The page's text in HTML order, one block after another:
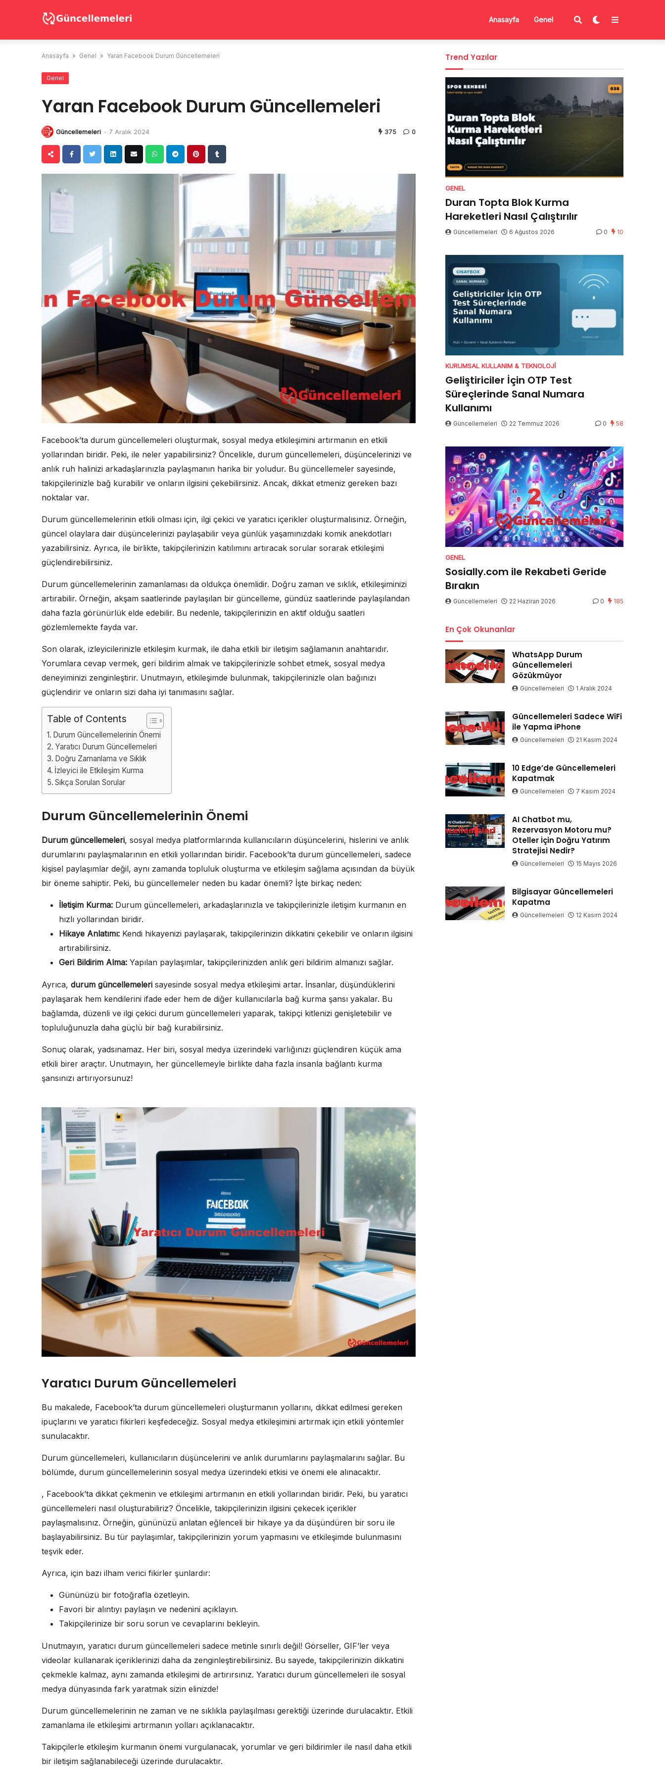
Anasayfa Genel
Anasayfa » Genel » Yaran Facebook Durum Güncellemeleri
Genel
Yaran Facebook Durum Güncellemeleri
Güncellemeleri - 7 Aralık 2024 375 0
Facebook’ta durum güncellemeleri oluşturmak, sosyal medya etkileşimini artırmanın en etkili
yollarından biridir. Peki, ile neler yapabilirsiniz? Öncelikle, durum güncellemeleri, düşüncelerinizi ve
anlık ruh halinizi arkadaşlarınızla paylaşmanın harika bir yoludur. Bu güncellemeler sayesinde,
takipçilerinizle bağ kurabilir ve onların ilgisini çekebilirsiniz. Ancak, dikkat etmeniz gereken bazı
noktalar var.
Durum güncellemelerinin etkili olması için, ilgi çekici ve yaratıcı içerikler oluşturmalısınız. Örneğin,
güncel olaylara dair düşüncelerinizi paylaşabilir veya günlük yaşamınızdaki komik anekdotları
yazabilirsiniz. Ayrıca, ile birlikte, takipçilerinizin katılımını artıracak sorular sorarak etkileşimi
güçlendirebilirsiniz.
Durum güncellemelerinin zamanlaması da oldukça önemlidir. Doğru zaman ve sıklık, etkileşiminizi
artırabilir. Örneğin, akşam saatlerinde paylaşılan bir güncelleme, gündüz saatlerinde paylaşılandan
daha fazla görünürlük elde edebilir. Bu nedenle, takipçilerinizin en aktif olduğu saatleri
gözlemlemekte fayda var.
Son olarak, izleyicilerinizle etkileşim kurmak, ile daha etkili bir iletişim sağlamanın anahtarıdır.
Yorumlara cevap vermek, geri bildirim almak ve takipçilerinizle sohbet etmek, sosyal medya
deneyiminizi zenginleştirir. Unutmayın, etkileşimde bulunmak, takipçilerinizle olan bağınızı
güçlendirir ve onların sizi daha iyi tanımasını sağlar.
Table of Contents
Durum Güncellemelerinin Önemi
Yaratıcı Durum Güncellemeleri
Doğru Zamanlama ve Sıklık
İzleyici ile Etkileşim Kurma
Sıkça Sorulan Sorular
Durum Güncellemelerinin Önemi
Durum güncellemeleri, sosyal medya platformlarında kullanıcıların düşüncelerini, hislerini ve anlık
durumlarını paylaşmalarının en etkili yollarından biridir. Facebook’ta durum güncellemeleri, sadece
kişisel paylaşımlar değil, aynı zamanda topluluk oluşturma ve etkileşim sağlama açısından da büyük
bir öneme sahiptir. Peki, bu güncellemeler neden bu kadar önemli? İşte birkaç neden:
İletişim Kurma: Durum güncellemeleri, arkadaşlarınızla ve takipçilerinizle iletişim kurmanın en
hızlı yollarından biridir.
Hikaye Anlatımı: Kendi hikayenizi paylaşarak, takipçilerinizin dikkatini çekebilir ve onların ilgisini
artırabilirsiniz.
Geri Bildirim Alma: Yapılan paylaşımlar, takipçilerinizden anlık geri bildirim almanızı sağlar.
Ayrıca, durum güncellemeleri sayesinde sosyal medya etkileşimi artar. İnsanlar, düşündüklerini
paylaşarak hem kendilerini ifade eder hem de diğer kullanıcılarla bağ kurma şansı yakalar. Bu
bağlamda, düzenli ve ilgi çekici durum güncellemeleri yaparak, takipçi kitlenizi genişletebilir ve
topluluğunuzla daha güçlü bir bağ kurabilirsiniz.
Sonuç olarak, yadsınamaz. Her biri, sosyal medya üzerindeki varlığınızı güçlendiren küçük ama
etkili birer araçtır. Unutmayın, her güncellemeyle birlikte daha fazla insanla bağlantı kurma
şansınızı artırıyorsunuz!
Yaratıcı Durum Güncellemeleri
Bu makalede, Facebook’ta durum güncellemeleri oluşturmanın yollarını, dikkat edilmesi gereken
ipuçlarını ve yaratıcı fikirleri keşfedeceğiz. Sosyal medya etkileşimini artırmak için etkili yöntemler
sunulacaktır.
Durum güncellemeleri, kullanıcıların düşüncelerini ve anlık durumlarını paylaşmalarını sağlar. Bu
bölümde, durum güncellemelerinin sosyal medya üzerindeki etkisi ve önemi ele alınacaktır.
, Facebook’ta dikkat çekmenin ve etkileşimi artırmanın en etkili yollarından biridir. Peki, bu yaratıcı
güncellemeleri nasıl oluşturabiliriz? Öncelikle, takipçilerinizin ilgisini çekecek içerikler
paylaşmalısınız. Örneğin, gününüzü anlatan eğlenceli bir hikaye ya da düşündüren bir soru ile
başlayabilirsiniz. Bu tür paylaşımlar, takipçilerinizin yorum yapmasını ve etkileşimde bulunmasını
teşvik eder.
Ayrıca, için bazı ilham verici fikirler şunlardır:
Gününüzü bir fotoğrafla özetleyin.
Favori bir alıntıyı paylaşın ve nedenini açıklayın.
Takipçilerinize bir soru sorun ve cevaplarını bekleyin.
Unutmayın, yaratıcı durum güncellemeleri sadece metinle sınırlı değil! Görseller, GIF’ler veya
videolar kullanarak içeriklerinizi daha da zenginleştirebilirsiniz. Bu sayede, takipçilerinizin dikkatini
çekmekle kalmaz, aynı zamanda etkileşimi de artırırsınız. Yaratıcı durum güncellemeleri ile sosyal
medya dünyasında fark yaratmak sizin elinizde!
Durum güncellemelerinin ne zaman ve ne sıklıkla paylaşılması gerektiği üzerinde durulacaktır. Etkili
zamanlama ile etkileşimi artırmanın yolları açıklanacaktır.
Takipçilerle etkileşim kurmanın önemi vurgulanacak, yorumlar ve geri bildirimler ile nasıl daha etkili
bir iletişim sağlanabileceği üzerinde durulacaktır.
Trend Yazılar
GENEL
Duran Topta Blok Kurma
Hareketleri Nasıl Çalıştırılır
Güncellemeleri 6 Ağustos 2026 0 10
KURUMSAL KULLANIM & TEKNOLOJI
Geliştiriciler İçin OTP Test
Süreçlerinde Sanal Numara
Kullanımı
Güncellemeleri 22 Temmuz 2026 0 58
GENEL
Sosially.com ile Rekabeti Geride
Bırakın
Güncellemeleri 22 Haziran 2026 0 185
En Çok Okunanlar
WhatsApp Durum
Güncellemeleri
Gözükmüyor
Güncellemeleri 1 Aralık 2024
Güncellemeleri Sadece WiFi
ile Yapma iPhone
Güncellemeleri 21 Kasım 2024
10 Edge’de Güncellemeleri
Kapatmak
Güncellemeleri 7 Kasım 2024
AI Chatbot mu,
Rezervasyon Motoru mu?
Oteller İçin Doğru Yatırım
Stratejisi Nedir?
Güncellemeleri 15 Mayıs 2026
Bilgisayar Güncellemeleri
Kapatma
Güncellemeleri 12 Kasım 2024